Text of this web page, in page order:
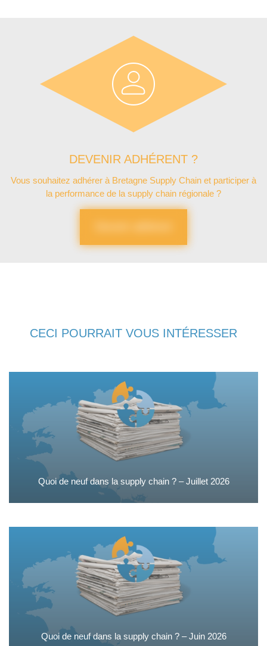
DEVENIR ADHÉRENT ?
Vous souhaitez adhérer à Bretagne Supply Chain et participer à
la performance de la supply chain régionale ?
CECI POURRAIT VOUS INTÉRESSER
Quoi de neuf dans la supply chain ? – Juillet 2026
Quoi de neuf dans la supply chain ? – Juin 2026